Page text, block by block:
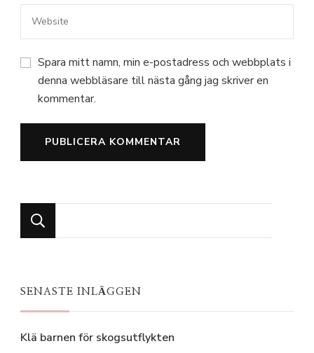
Spara mitt namn, min e-postadress och webbplats i
denna webbläsare till nästa gång jag skriver en
kommentar.
for
SENASTE INLÄGGEN
Klä barnen för skogsutflykten